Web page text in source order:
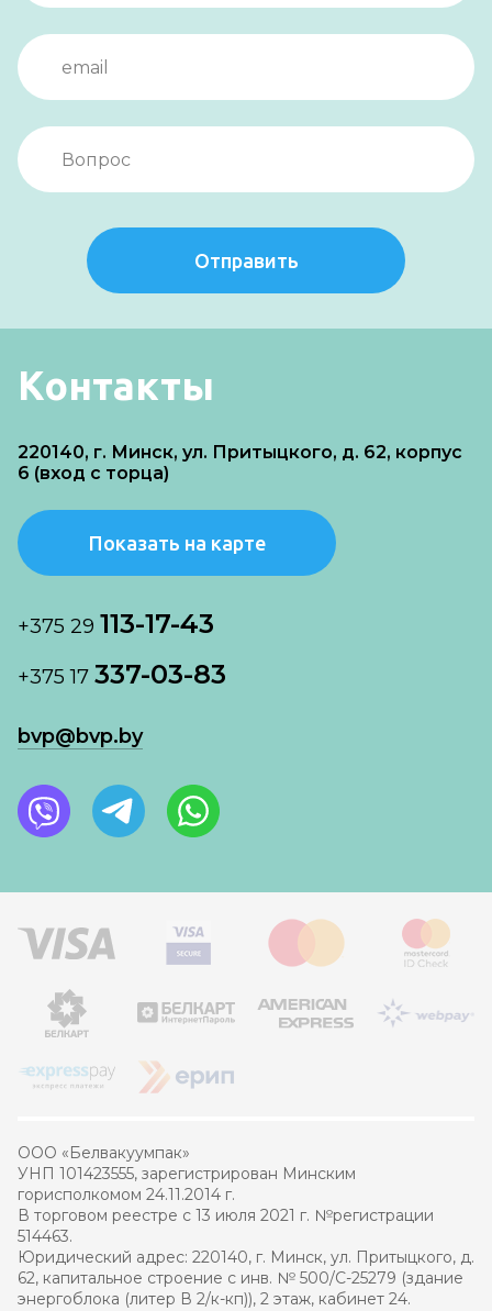
Отправить
Контакты
220140, г. Минск, ул. Притыцкого, д. 62, корпус
6 (вход с торца)
Показать на карте
+375 29 113-17-43
+375 17 337-03-83
bvp@bvp.by
ООО «Белвакуумпак»
УНП 101423555, зарегистрирован Минским
горисполкомом 24.11.2014 г.
В торговом реестре с 13 июля 2021 г. №регистрации
514463.
Юридический адрес: 220140, г. Минск, ул. Притыцкого, д.
62, капитальное строение с инв. № 500/С-25279 (здание
энергоблока (литер В 2/к-кп)), 2 этаж, кабинет 24.